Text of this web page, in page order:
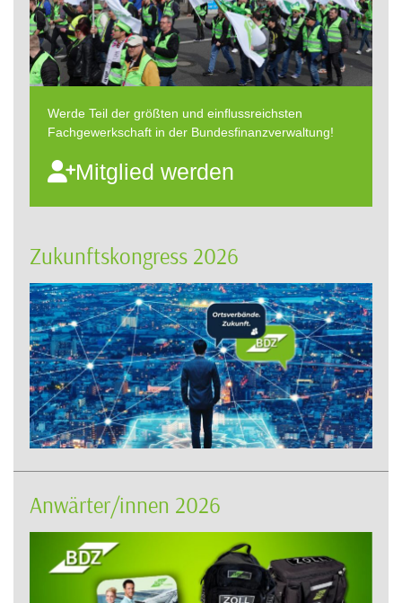
Werde Teil der größten und einflussreichsten
Fachgewerkschaft in der Bundesfinanzverwaltung!
Mitglied werden
Zukunftskongress 2026
Anwärter/innen 2026